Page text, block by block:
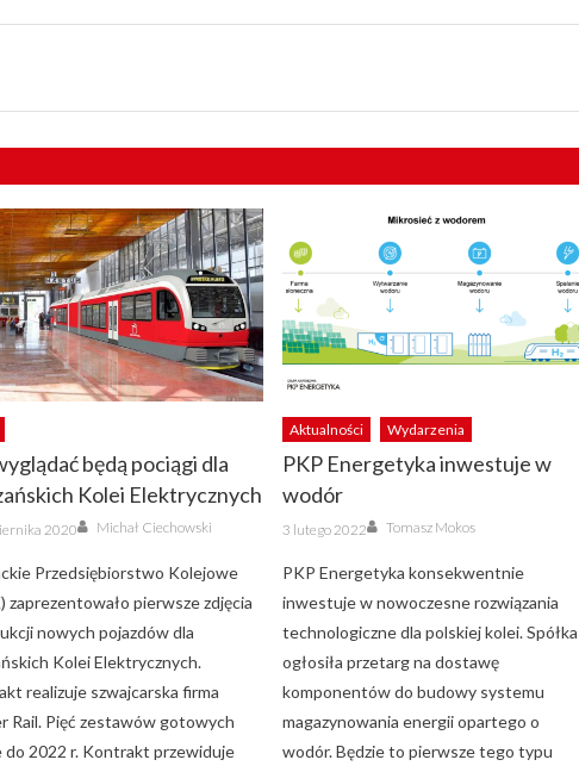
będą pociągi dla
Kolei Elektrycznych
2020 Author
Michał Ciechowski
Przedsiębiorstwo Kolejowe
zaprezentowało pierwsze zdjęcia
nowych pojazdów dla
Kolei Elektrycznych.
realizuje szwajcarska firma
Rail. Pięć zestawów gotowych
do 2022 r. Kontrakt przewiduje
Aktualności Wydarzenia
PKP Energetyka inwestuje w
wodór
Posted
on
3 lutego 2022 Author
Tomasz Mokos
PKP Energetyka konsekwentnie
inwestuje w nowoczesne rozwiązania
technologiczne dla polskiej kolei. Spółka
ogłosiła przetarg na dostawę
komponentów do budowy systemu
magazynowania energii opartego o
wodór. Będzie to pierwsze tego typu